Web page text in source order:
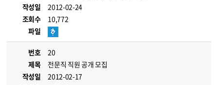
작성일
2012-02-24
조회수
10,772
파일
번호
20
제목
전문직 직원 공개 모집
작성일
2012-02-17